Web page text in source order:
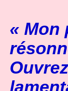
« Mon